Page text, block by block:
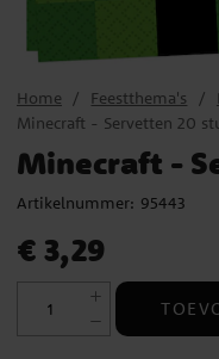
Home Feestthema's
Minecraft - Servetten 20
Minecraft -
Artikelnummer: 95443
Prijs: € 3,29
€ 3,29